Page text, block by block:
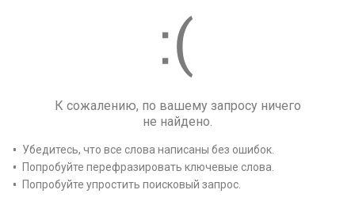
К сожалению, по вашему запросу ничего
не найдено.
Убедитесь, что все слова написаны без ошибок.
Попробуйте перефразировать ключевые слова.
Попробуйте упростить поисковый запрос.